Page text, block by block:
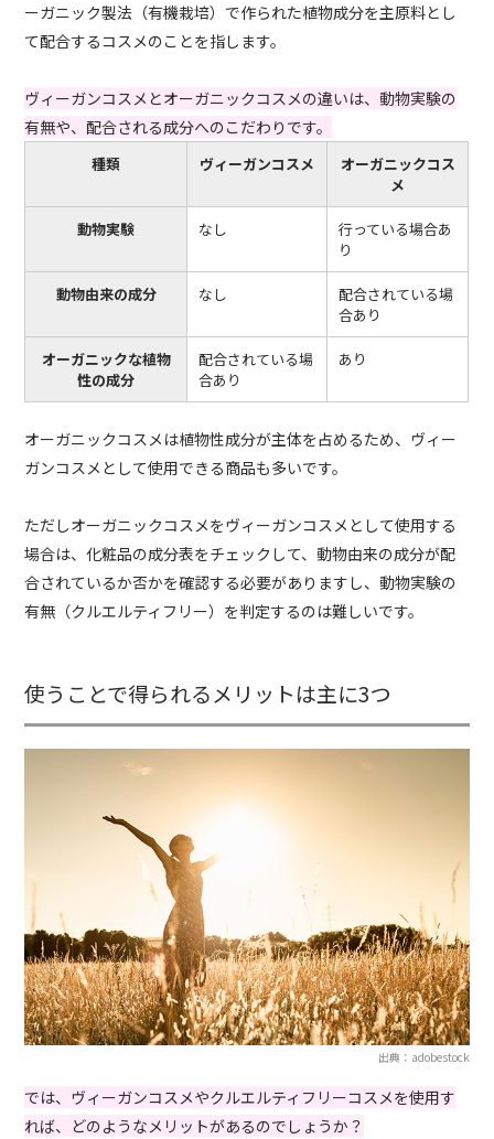
ーガニック製法（有機栽培）で作られた植物成分を主原料とし
て配合するコスメのことを指します。
ヴィーガンコスメとオーガニックコスメの違いは、動物実験の
有無や、配合される成分へのこだわりです。
種類 ヴィーガンコスメ
オーガニックコス
メ
動物実験 なし
行っている場合あ
り
動物由来の成分 なし
配合されている場
合あり
オーガニックな植物
性の成分
配合されている場
合あり
あり
オーガニックコスメは植物性成分が主体を占めるため、ヴィー
ガンコスメとして使用できる商品も多いです。
ただしオーガニックコスメをヴィーガンコスメとして使用する
場合は、化粧品の成分表をチェックして、動物由来の成分が配
合されているか否かを確認する必要がありますし、動物実験の
有無（クルエルティフリー）を判定するのは難しいです。
使うことで得られるメリットは主に3つ
出典：adobestock
では、ヴィーガンコスメやクルエルティフリーコスメを使用す
れば、どのようなメリットがあるのでしょうか？